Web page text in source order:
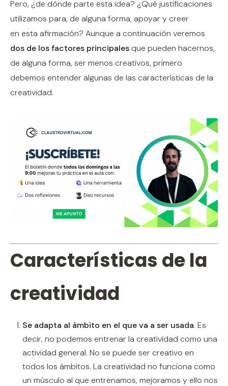
Pero, ¿de dónde parte esta idea? ¿Qué justificaciones
utilizamos para, de alguna forma, apoyar y creer
en esta afirmación? Aunque a continuación veremos
dos de los factores principalesque pueden hacernos,
de alguna forma, ser menos creativos, primero
debemos entender algunas de las características de la
creatividad.
Características de la
creatividad
Se adapta al ámbito en el que va a ser usada. Es
decir, no podemos entrenar la creatividad como una
actividad general. No se puede ser creativo en
todos los ámbitos. La creatividad no funciona como
un músculo al que entrenamos, mejoramos y ello nos